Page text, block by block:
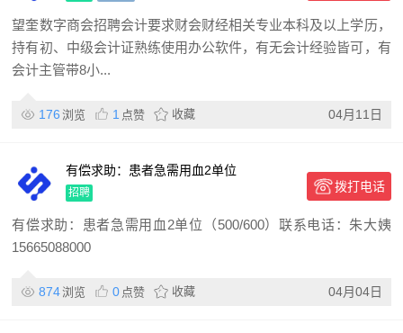
望奎数字商会招聘会计要求财会财经相关专业本科及以上学历，
持有初、中级会计证熟练使用办公软件，有无会计经验皆可，有
会计主管带8小...
176 浏览 1 点赞 收藏 04月11日
有偿求助：患者急需用血2单位
（500/600）联系电话：朱大
招聘 拨打电话
有偿求助：患者急需用血2单位（500/600）联系电话：朱大姨
15665088000
874浏览 0 点赞 收藏 04月04日